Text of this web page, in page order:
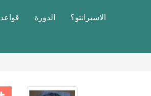
الاسبرانتو؟ الدورة